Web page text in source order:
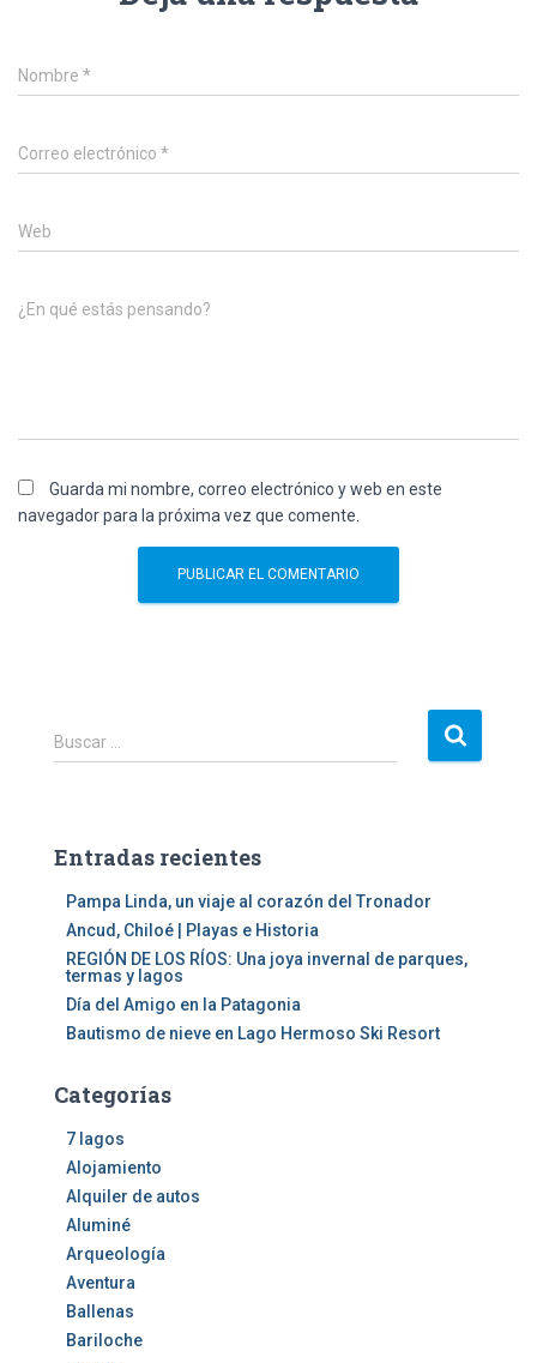
Nombre *
Correo electrónico *
Web
¿En qué estás pensando?
Guarda mi nombre, correo electrónico y web en este
navegador para la próxima vez que comente.
B
u
r
Buscar …
Entradas recientes
Pampa Linda, un viaje al corazón del Tronador
Ancud, Chiloé | Playas e Historia
REGIÓN DE LOS RÍOS: Una joya invernal de parques,
termas y lagos
Día del Amigo en la Patagonia
Bautismo de nieve en Lago Hermoso Ski Resort
Categorías
7 lagos
Alojamiento
Alquiler de autos
Aluminé
Arqueología
Aventura
Ballenas
Bariloche